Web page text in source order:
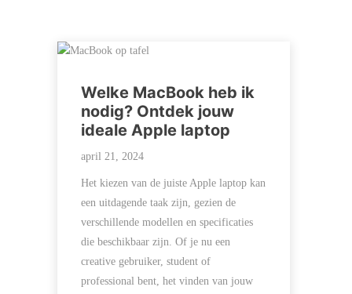
Welke MacBook heb ik
nodig? Ontdek jouw
ideale Apple laptop
april 21, 2024
Het kiezen van de juiste Apple laptop kan
een uitdagende taak zijn, gezien de
verschillende modellen en specificaties
die beschikbaar zijn. Of je nu een
creative gebruiker, student of
professional bent, het vinden van jouw